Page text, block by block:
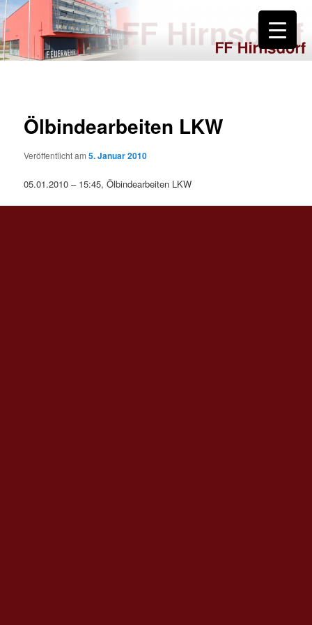
Zum
primären
Inhalt
springenFF Hirnsdorf
Ölbindearbeiten LKW
Veröffentlicht am5. Januar 2010
05.01.2010 – 15:45, Ölbindearbeiten LKW